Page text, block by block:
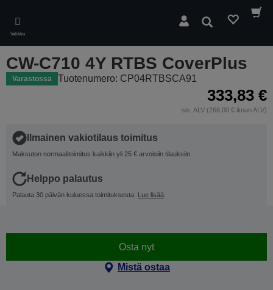
main
content
Valikko
Hae
CW-C710 4Y RTBS CoverPlus
Varastossa Tuotenumero: CP04RTBSCA91
333,83 €
sis. ALV (266,00 € ilman ALV)
Ilmainen vakiotilaus toimitus
Maksuton normaalitoimitus kaikkiin yli 25 € arvoisiin tilauksiin
Helppo palautus
Palauta 30 päivän kuluessa toimituksesta. Lue lisää
Osta nyt
Mistä ostaa